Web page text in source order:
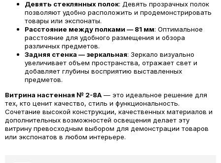
Девять стеклянных полок: Девять прозрачных полок
позволяют удобно расположить и продемонстрировать
товары или экспонаты.
Расстояние между полками — 81 мм: Оптимальное
расстояние для удобного размещения и обзора
различных предметов.
Задняя стенка — зеркальная: Зеркало визуально
увеличивает объем пространства, отражает свет и
добавляет глубины восприятию выставленных
предметов.
Витрина настенная № 2-8А — это идеальное решение для
тех, кто ценит качество, стиль и функциональность.
Сочетание высокой конструкции, качественных материалов и
дополнительных возможностей освещения делает эту
витрину превосходным выбором для демонстрации товаров
или экспонатов в любом интерьере.